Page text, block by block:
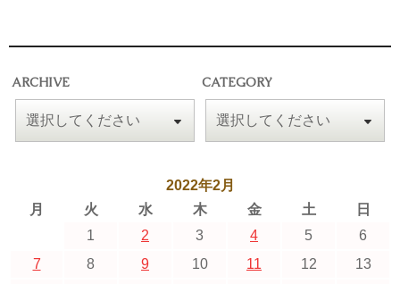
ARCHIVE CATEGORY
2022年2月
月
火 水 木 金 土 日
1 2 3 4 5
6
7
8 9 10 11 12
13